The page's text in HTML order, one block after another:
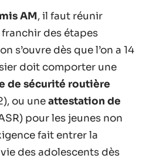
AM, il faut réunir
des étapes
s’ouvre dès que l’on a 14
doit comporter une
de sécurité routière
ou uneattestation de
pour les jeunes non
fait entrer la
des adolescents dès